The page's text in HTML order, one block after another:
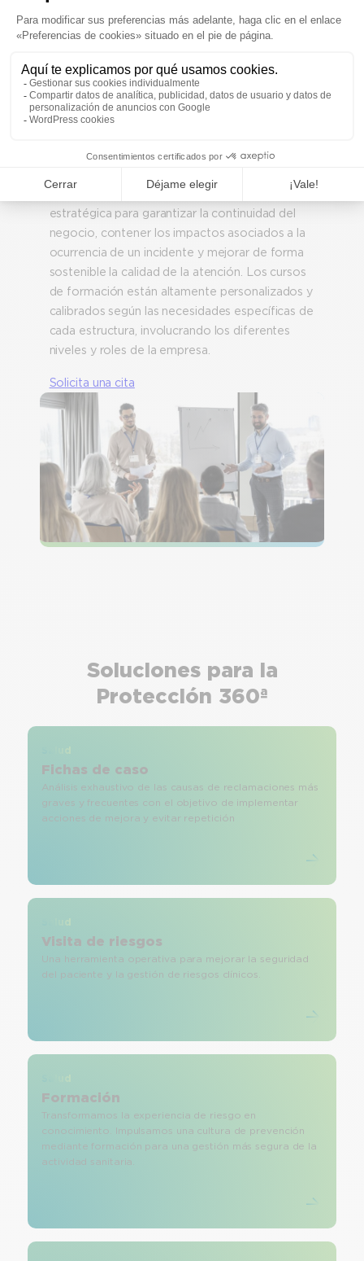
continuo: la formación
La formación de Relyens es una parte integral
Grupo, que tiene como objetivo controlar,
formación se convierte en una inversión
estratégica para garantizar la continuidad del
negocio, contener los impactos asociados a la
ocurrencia de un incidente y mejorar de forma
sostenible la calidad de la atención. Los cursos
de formación están altamente personalizados y
calibrados según las necesidades específicas de
cada estructura, involucrando los diferentes
niveles y roles de la empresa.
Solicita una cita
Soluciones para la
Protección 360ª
Salud
Fichas de caso
Análisis exhaustivo de las causas de reclamaciones más
graves y frecuentes con el objetivo de implementar
acciones de mejora y evitar repetición
Salud
Visita de riesgos
Una herramienta operativa para mejorar la seguridad
del paciente y la gestión de riesgos clínicos.
Formación
Transformamos la experiencia de riesgo en
conocimiento. Impulsamos una cultura de prevención
mediante formación para una gestión más segura de la
actividad sanitaria.